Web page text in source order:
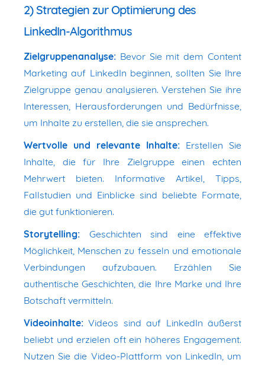
2) Strategien zur Optimierung des
LinkedIn-Algorithmus
Zielgruppenanalyse: Bevor Sie mit dem Content
Marketing auf LinkedIn beginnen, sollten Sie Ihre
Zielgruppe genau analysieren. Verstehen Sie ihre
Interessen, Herausforderungen und Bedürfnisse,
um Inhalte zu erstellen, die sie ansprechen.
Wertvolle und relevante Inhalte: Erstellen Sie
Inhalte, die für Ihre Zielgruppe einen echten
Mehrwert bieten. Informative Artikel, Tipps,
Fallstudien und Einblicke sind beliebte Formate,
die gut funktionieren.
Storytelling: Geschichten sind eine effektive
Möglichkeit, Menschen zu fesseln und emotionale
Verbindungen aufzubauen. Erzählen Sie
authentische Geschichten, die Ihre Marke und Ihre
Botschaft vermitteln.
Videoinhalte: Videos sind auf LinkedIn äußerst
beliebt und erzielen oft ein höheres Engagement.
Nutzen Sie die Video-Plattform von LinkedIn, um